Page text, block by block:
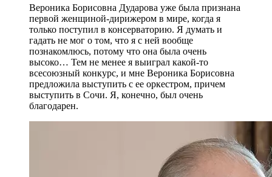
Вероника Борисовна Дударова уже была признана
первой женщиной-дирижером в мире, когда я
только поступил в консерваторию. Я думать и
гадать не мог о том, что я с ней вообще
познакомлюсь, потому что она была очень
высоко… Тем не менее я выиграл какой-то
всесоюзный конкурс, и мне Вероника Борисовна
предложила выступить с ее оркестром, причем
выступить в Сочи. Я, конечно, был очень
благодарен.